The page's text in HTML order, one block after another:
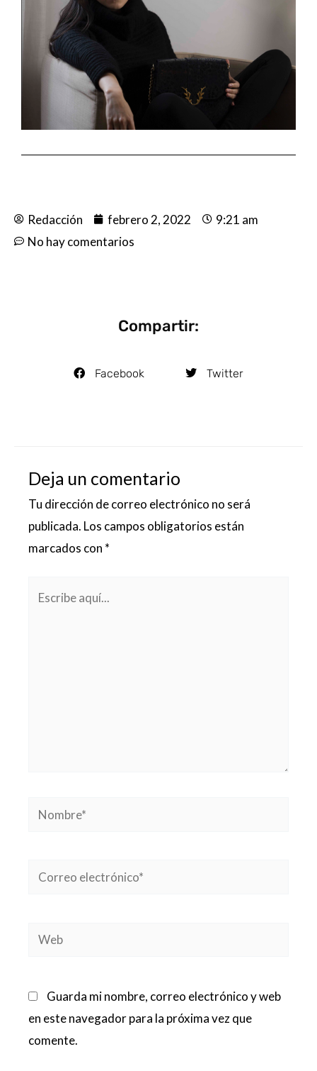
Redacción febrero 2, 2022
9:21 am
No hay comentarios
Compartir:
Facebook Twitter
Deja un comentario
Tu dirección de correo electrónico no será
publicada. Los campos obligatorios están
marcados con *
Nombre*
Correo
Web
Guarda mi nombre, correo electrónico y web
en este navegador para la próxima vez que
comente.